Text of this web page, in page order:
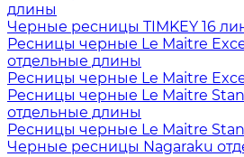
длины
Черные ресницы TIMKEY 16
Ресницы черные Le Maitre
отдельные длины
Ресницы черные Le Maitre
Ресницы черные Le Maitre
отдельные длины
Ресницы черные Le Maitre
Черные ресницы Nagaraku